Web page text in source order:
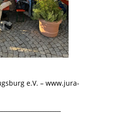
e.V. – www.jura-